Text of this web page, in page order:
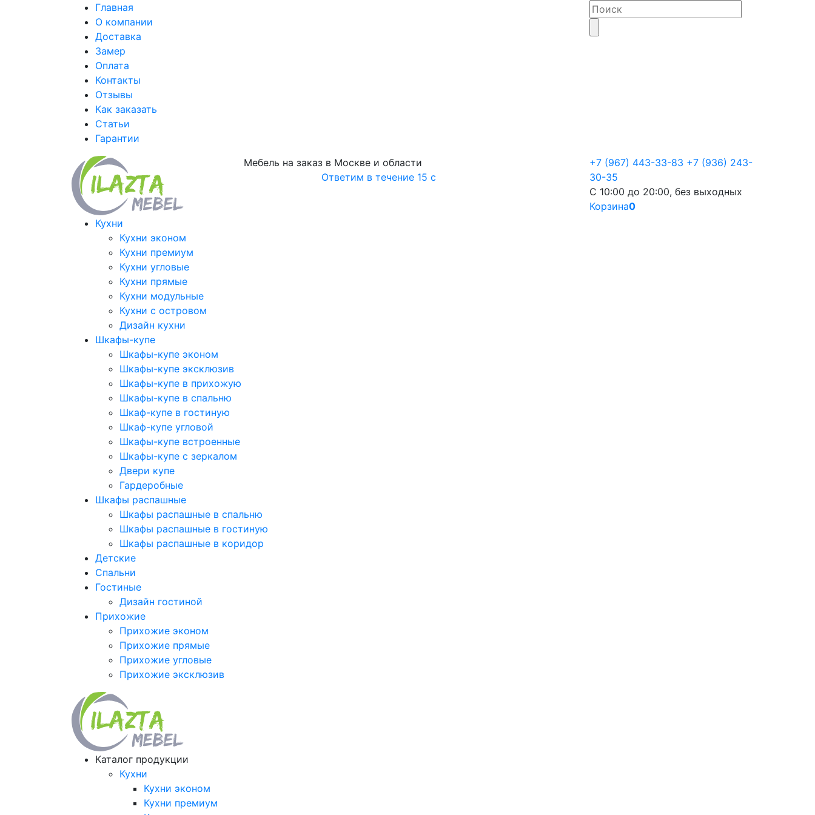
Главная
О компании
Доставка
Замер
Оплата
Контакты
Отзывы
Как заказать
Статьи
Гарантии
Мебель на заказ в Москве и области
Ответим в течение 15 с
+7 (967) 443-33-83 +7 (936) 243-
30-35
С 10:00 до 20:00, без выходных
Корзина0
Кухни
Кухни эконом
Кухни премиум
Кухни угловые
Кухни прямые
Кухни модульные
Кухни с островом
Дизайн кухни
Шкафы-купе
Шкафы-купе эконом
Шкафы-купе эксклюзив
Шкафы-купе в прихожую
Шкафы-купе в спальню
Шкаф-купе в гостиную
Шкаф-купе угловой
Шкафы-купе встроенные
Шкафы-купе с зеркалом
Двери купе
Гардеробные
Шкафы распашные
Шкафы распашные в спальню
Шкафы распашные в гостиную
Шкафы распашные в коридор
Детские
Спальни
Гостиные
Дизайн гостиной
Прихожие
Прихожие эконом
Прихожие прямые
Прихожие угловые
Прихожие эксклюзив
Каталог продукции
Кухни
Кухни эконом
Кухни премиум